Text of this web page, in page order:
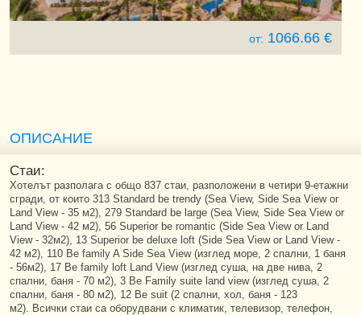
от: 1066.66 €
ОПИСАНИЕ
Стаи:
Хотелът разполага с общо 837 стаи, разположени в четири 9-етажни
сгради, от които 313 Standard be trendy (Sea View, Side Sea View or
Land View - 35 м2), 279 Standard be large (Sea View, Side Sea View or
Land View - 42 м2), 56 Superior be romantic (Side Sea View or Land
View - 32м2), 13 Superior be deluxe loft (Side Sea View or Land View -
42 м2), 110 Be family A Side Sea View (изглед море, 2 спални, 1 баня
- 56м2), 17 Be family loft Land View (изглед суша, на две нива, 2
спални, баня - 70 м2), 3 Be Family suite land view (изглед суша, 2
спални, баня - 80 м2), 12 Be suit (2 спални, хол, баня - 123
м2). Всички стаи са оборудвани с климатик, телевизор, телефон,